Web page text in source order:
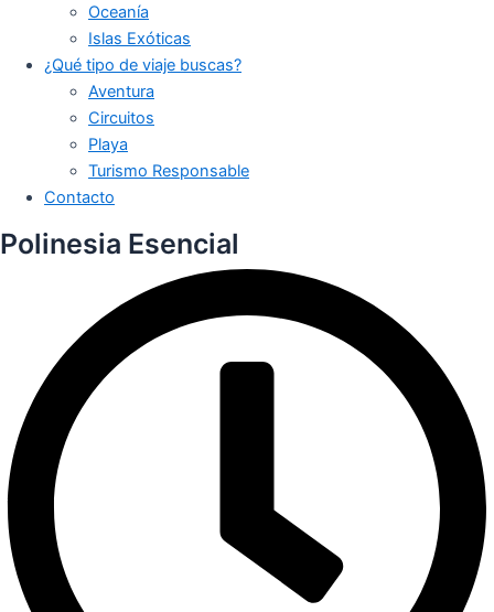
Oceanía
Islas Exóticas
¿Qué tipo de viaje buscas?
Aventura
Circuitos
Playa
Turismo Responsable
Contacto
Polinesia Esencial